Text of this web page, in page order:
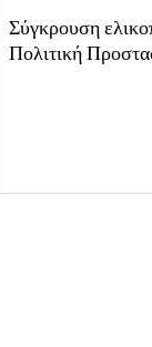
Σύγκρουση
Πολιτική